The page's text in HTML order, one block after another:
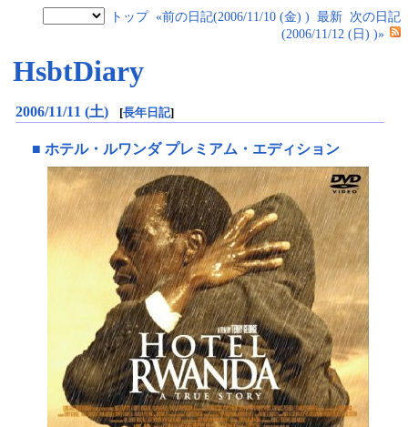
トップ «前の日記(2006/11/10 (金) ) 最新 次の日記
(2006/11/12 (日) )»
HsbtDiary
2006/11/11 (土) [長年日記]
■ ホテル・ルワンダ プレミアム・エディション